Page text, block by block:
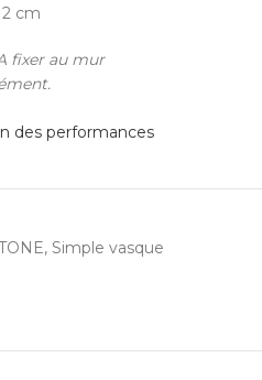
cm
fixer au mur
des performances
, Simple vasque